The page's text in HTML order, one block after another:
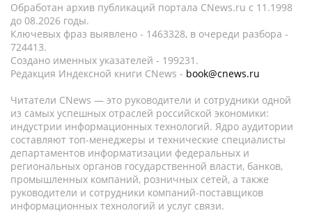
Обработан архив публикаций портала CNews.ru c 11.1998
до 08.2026 годы.
Ключевых фраз выявлено - 1463328, в очереди разбора -
724413.
Создано именных указателей - 199231.
Редакция Индексной книги CNews - book@cnews.ru
Читатели CNews — это руководители и сотрудники одной
из самых успешных отраслей российской экономики:
индустрии информационных технологий. Ядро аудитории
составляют топ-менеджеры и технические специалисты
департаментов информатизации федеральных и
региональных органов государственной власти, банков,
промышленных компаний, розничных сетей, а также
руководители и сотрудники компаний-поставщиков
информационных технологий и услуг связи.